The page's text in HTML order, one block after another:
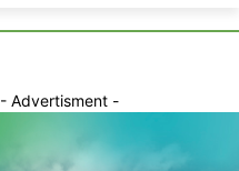
- Advertisment -